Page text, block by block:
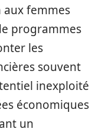
aux femmes
programmes
les
souvent
inexploité
économiques
un